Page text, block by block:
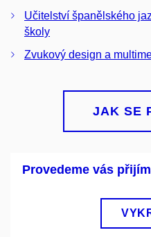
Učitelství španělského
školy
Zvukový design a
JAK SE
Provedeme vás